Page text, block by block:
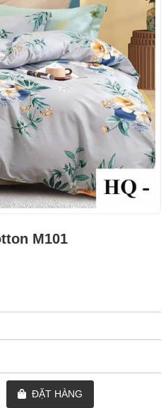
M101
ĐẶT HÀNG